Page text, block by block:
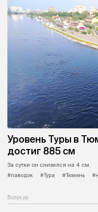
Уровень Туры в
достиг 885 см
За сутки он снизился на 4 см.
#паводок
#Тура #Тюмень
Вслух.ру